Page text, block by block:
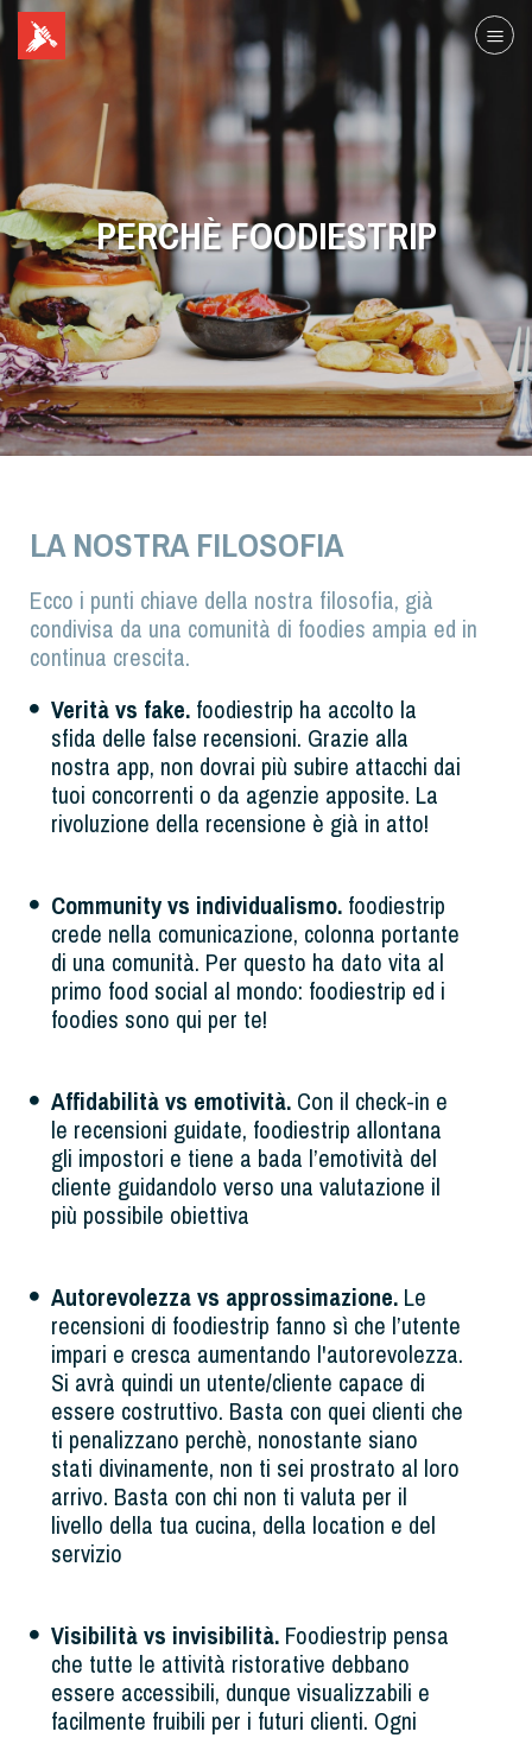
PERCHÈ FOODIESTRIP
LA NOSTRA FILOSOFIA
Ecco i punti chiave della nostra filosofia, già
condivisa da una comunità di foodies ampia ed in
continua crescita.
Verità vs fake. foodiestrip ha accolto la
sfida delle false recensioni. Grazie alla
nostra app, non dovrai più subire attacchi dai
tuoi concorrenti o da agenzie apposite. La
rivoluzione della recensione è già in atto!
Community vs individualismo. foodiestrip
crede nella comunicazione, colonna portante
di una comunità. Per questo ha dato vita al
primo food social al mondo: foodiestrip ed i
foodies sono qui per te!
Affidabilità vs emotività. Con il check-in e
le recensioni guidate, foodiestrip allontana
gli impostori e tiene a bada l’emotività del
cliente guidandolo verso una valutazione il
più possibile obiettiva
Autorevolezza vs approssimazione. Le
recensioni di foodiestrip fanno sì che l’utente
impari e cresca aumentando l'autorevolezza.
Si avrà quindi un utente/cliente capace di
essere costruttivo. Basta con quei clienti che
ti penalizzano perchè, nonostante siano
stati divinamente, non ti sei prostrato al loro
arrivo. Basta con chi non ti valuta per il
livello della tua cucina, della location e del
servizio
Visibilità vs invisibilità. Foodiestrip pensa
che tutte le attività ristorative debbano
essere accessibili, dunque visualizzabili e
facilmente fruibili per i futuri clienti. Ogni